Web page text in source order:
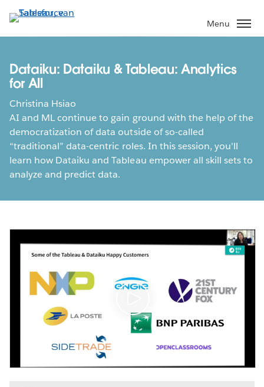
Verder
naar
hoofdinhoud
Menu
Dataiku: Dataiku & Tableau: Analytics
for All
Christina Hsiao
AI and ML continue to gain ground with the help of the
democratization of data outside of so-called
“traditional” data-centric roles. In this session, you'll
learn how Dataiku and Tableau empower all skill sets to
analyze and predict data.